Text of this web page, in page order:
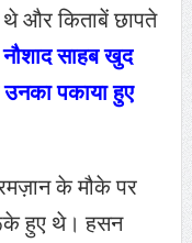
और किताबें छापते
साहब खुद
पकाया हुए
के मौके पर
हुए थे। हसन